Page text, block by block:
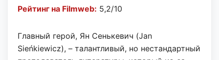
Рейтинг на Filmweb: 5,2/10
Главный герой, Ян Сенькевич (Jan
Sieńkiewicz), – талантливый, но нестандартный